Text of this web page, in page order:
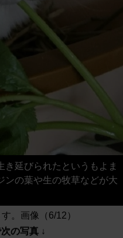
き延びられたというもよま
ンの葉や生の牧草などが大
。画像（6/12）
の写真 ↓